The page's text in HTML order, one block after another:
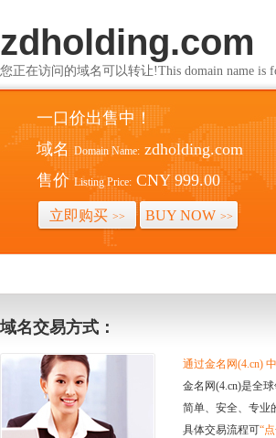
zdholding.com
您正在访问的域名可以转让!This domain name is
一口价出售中！
域名 Domain Name: zdholding.com
售价 Listing Price: CNY 999.00
立即购买 >> BUY NOW >>
域名交易方式：
通过金名网(4.cn)
金名网(4.cn)是全
简单、安全、专业
具体交易流程可“